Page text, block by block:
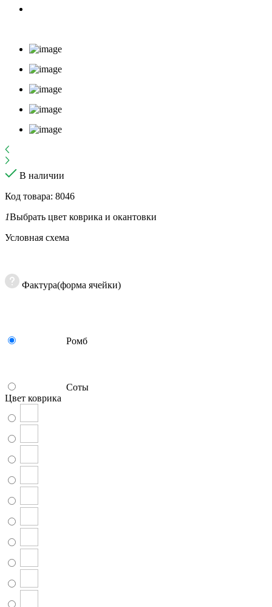
В наличии
Код товара: 8046
1Выбрать цвет коврика и окантовки
Условная схема
Фактура(форма ячейки)
Ромб
Соты
Цвет коврика